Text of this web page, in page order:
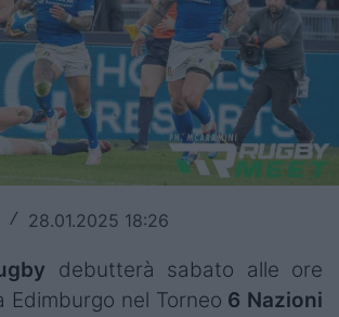
Championship
Cup
Cup
/ 28.01.2025 18:26
debutterà sabato alle ore
Edimburgo nel Torneo 6 Nazioni